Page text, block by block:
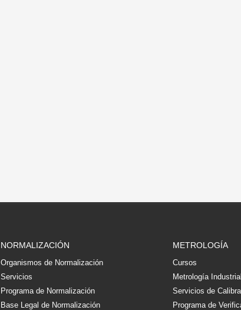
NORMALIZACIÓN
Organismos de Normalización
Servicios
Programa de Normalización
Base Legal de Normalización
METROLOGÍA
Cursos
Metrología Industrial
Servicios de
Programa de